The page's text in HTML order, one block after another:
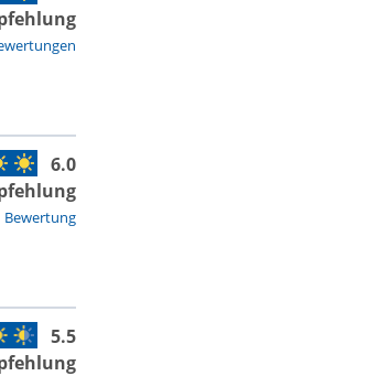
Bewertung
6.0
5.5